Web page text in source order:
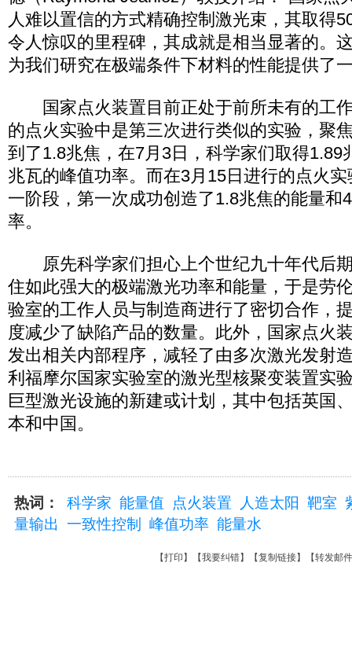
人难以置信的方式精确控制激光束，其取得
令人惊叹的里程碑，其成就是相当显著的。
为我们研究在极端条件下材料的性能提供了
国家点火装置目前正处于前所未有的工
的点火实验中是第三次进行类似的实验，聚
到了1.8兆焦，在7月3日，科学家们取得1.89
兆瓦的峰值功率。而在3月15日进行的点火
一阶段，第一次成功创造了1.8兆焦的能量和
率。
原先科学家们担心上个世纪九十年代后
住如此强大的极端激光功率和能量，于是劳
验室的工作人员与制造商进行了密切合作，
度减少了缺陷产品的数量。此外，国家点火
发出相关内部程序，减轻了由多次激光发射
利福摩尔国家实验室的激光型核聚变装置实
巨型激光设施的新建或计划，其中包括英国
本和中国。
热词： 科学家 能量值 点火装置 人造太阳 靶室
量输出
一致性控制 峰值功率 能量水
【打印 】【我要纠错】【复制链接】【转发邮件